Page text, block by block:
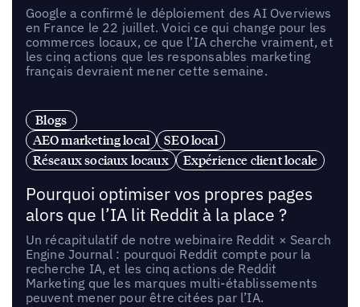
Google a confirmé le déploiement des AI Overviews
en France le 22 juillet. Voici ce qui change pour les
commerces locaux, ce que l’IA cherche vraiment, et
les cinq actions que les responsables marketing
français devraient mener cette semaine.
Blogs
AEO marketing local
SEO local
Réseaux sociaux locaux
Expérience client locale
Pourquoi optimiser vos propres pages
alors que l’IA lit Reddit à la place ?
Un récapitulatif de notre webinaire Reddit × Search
Engine Journal : pourquoi Reddit compte pour la
recherche IA, et les cinq actions de Reddit
Marketing que les marques multi-établissements
peuvent mener pour être citées par l’IA.